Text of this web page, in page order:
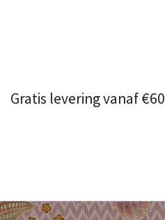
Gratis levering vanaf €60